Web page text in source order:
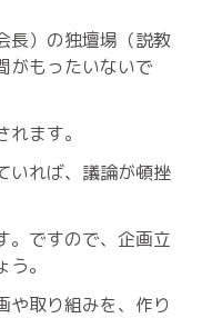
長）の独壇場（説教
がもったいないで
ます。
いれば、議論が頓挫
。ですので、企画立
。
や取り組みを、作り